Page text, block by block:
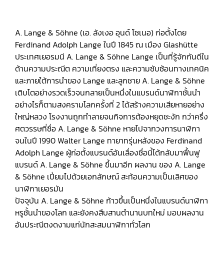
A. Lange & Söhne (เอ. ลังเงอ อุนด์ โซเนอ) ก่อตั้งโดย
Ferdinand Adolph Lange ในปี 1845 ณ เมือง Glashütte
ประเทศเยอรมนี A. Lange & Söhne Lange เป็นที่รู้จักกันดีใน
ด้านความประณีต ความเที่ยงตรง และความซับซ้อนทางเทคนิค
และภายใต้การนำของ Lange และลูกชาย A. Lange & Söhne
เติบโตอย่างรวดเร็วจนกลายเป็นหนึ่งในแบรนด์นาฬิกาชั้นนำ
อย่างไรก็ตามสงครามโลกครั้งที่ 2 ได้สร้างความเสียหายอย่าง
ใหญ่หลวง โรงงานถูกทำลายจนกิจการต้องหยุดชะงัก กว่าครึ่ง
ศตวรรษที่ชื่อ A. Lange & Söhne หายไปจากวงการนาฬิกา
จนในปี 1990 Walter Lange ทายาทรุ่นหลังของ Ferdinand
Adolph Lange ผู้ก่อตั้งแบรนด์อันเลื่องชื่อนี้ได้กลับมาฟื้นฟู
แบรนด์ A. Lange & Söhne ขึ้นมาอีก ผลงาน ของ A. Lange
& Söhne เปี่ยมไปด้วยเอกลักษณ์ สะท้อนความเป็นเลิศของ
นาฬิกาเยอรมัน
ปัจจุบัน A. Lange & Söhne ก้าวขึ้นเป็นหนึ่งในแบรนด์นาฬิกา
หรูชั้นนำของโลก และยังคงสืบสานตำนานบทใหม่ มอบผลงาน
อันประณีตงดงามแก่นักสะสมนาฬิกาทั่วโลก